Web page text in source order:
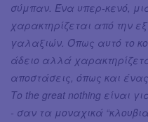
σύμπαν. Ένα υπερ-κενό,
χαρακτηρίζεται από την
γαλαξιών. Όπως αυτό το
άδειο αλλά
αποστάσεις, όπως και
Το the great nothing είναι
- σαν τα μοναχικά